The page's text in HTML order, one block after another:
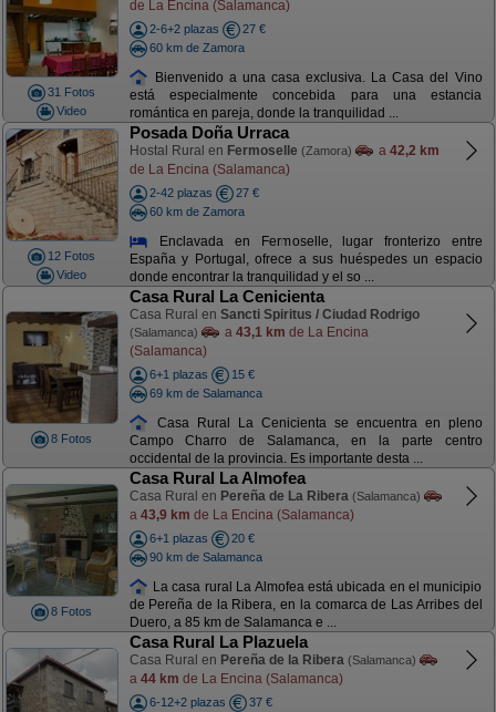
31 Fotos
Video
de La Encina (Salamanca)
2-6+2 plazas
27 €
60 km de Zamora
Bienvenido a una casa exclusiva. La Casa del Vino
está especialmente concebida para una estancia
romántica en pareja, donde la tranquilidad ...
12 Fotos
Video
Posada Doña Urraca
Hostal Rural en Fermoselle (Zamora) a 42,2 km
de La Encina (Salamanca)
2-42 plazas
27 €
60 km de Zamora
Enclavada en Fermoselle, lugar fronterizo entre
España y Portugal, ofrece a sus huéspedes un espacio
donde encontrar la tranquilidad y el so ...
8 Fotos
Casa Rural La Cenicienta
Casa Rural en Sancti Spiritus / Ciudad Rodrigo
(Salamanca) a 43,1 km de La Encina
(Salamanca)
6+1 plazas
15 €
69 km de Salamanca
Casa Rural La Cenicienta se encuentra en pleno
Campo Charro de Salamanca, en la parte centro
occidental de la provincia. Es importante desta ...
8 Fotos
Casa Rural La Almofea
Casa Rural en Pereña de La Ribera (Salamanca)
a 43,9 km de La Encina (Salamanca)
6+1 plazas
20 €
90 km de Salamanca
La casa rural La Almofea está ubicada en el municipio
de Pereña de la Ribera, en la comarca de Las Arribes del
Duero, a 85 km de Salamanca e ...
Casa Rural La Plazuela
Casa Rural en Pereña de la Ribera (Salamanca)
a 44 km de La Encina (Salamanca)
6-12+2 plazas
37 €